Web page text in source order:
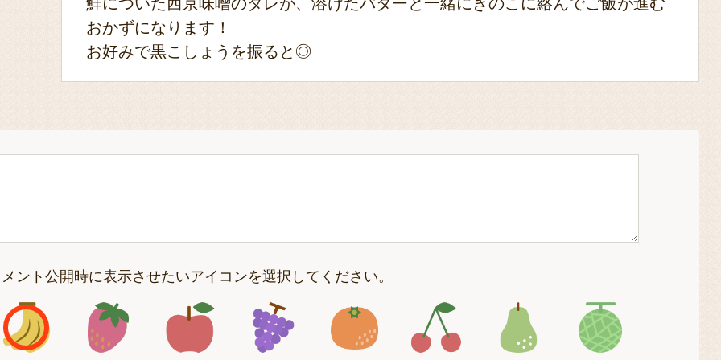
おかずになります！
お好みで黒こしょうを振ると◎
ント公開時に表示させたいアイコンを選択してください。
アイコン1 アイコン2 アイコン3 アイコン4 アイコン5 アイコン6 アイコン7